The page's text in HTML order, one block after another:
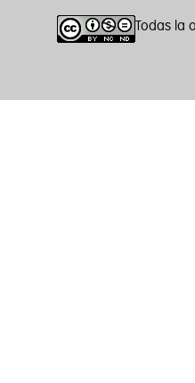
Todas la